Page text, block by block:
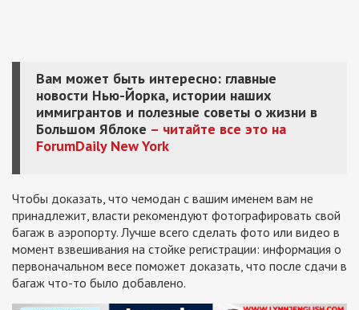
Вам может быть интересно: главные
новости Нью-Йорка, истории наших
иммигрантов и полезные советы о жизни в
Большом Яблоке – читайте все это на
ForumDaily New York
Чтобы доказать, что чемодан с вашим именем вам не
принадлежит, власти рекомендуют фотографировать свой
багаж в аэропорту. Лучше всего сделать фото или видео в
момент взвешивания на стойке регистрации: информация о
первоначальном весе поможет доказать, что после сдачи в
багаж что-то было добавлено.